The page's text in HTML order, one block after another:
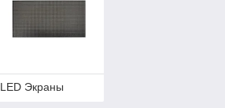
LED Экраны